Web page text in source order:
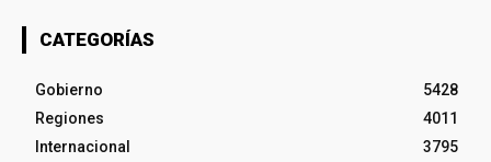
CATEGORÍAS
Gobierno
5428
Regiones
4011
Internacional
3795